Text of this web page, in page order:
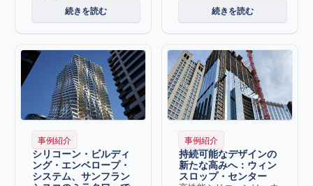
続きを読む 続きを読む
事例紹介
シリコーン・ビルディ
ング・エンベロープ・
システム、サンフラン
事例紹介
持続可能なデザインの
新たな高みへ：ウィン
スロップ・センター